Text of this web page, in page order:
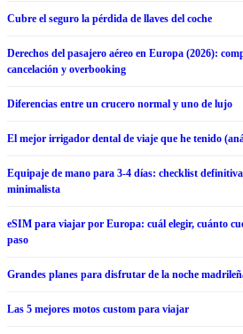
Cubre el seguro la pérdida de llaves del coche
Derechos del pasajero aéreo en Europa (2026):
cancelación y overbooking
Diferencias entre un crucero normal y uno de lujo
El mejor irrigador dental de viaje que he tenido
Equipaje de mano para 3-4 días: checklist
minimalista
eSIM para viajar por Europa: cuál elegir, cuánto
paso
Grandes planes para disfrutar de la noche
Las 5 mejores motos custom para viajar